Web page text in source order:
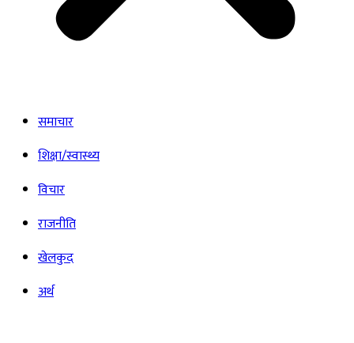
समाचार
शिक्षा/स्वास्थ्य
विचार
राजनीति
खेलकुद
अर्थ